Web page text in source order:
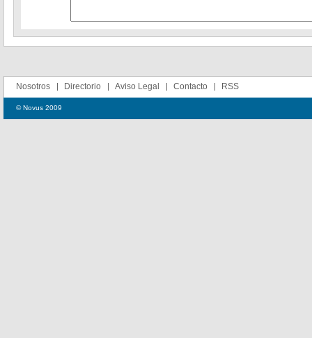
Nosotros Directorio Aviso Legal Contacto RSS
© Novus 2009